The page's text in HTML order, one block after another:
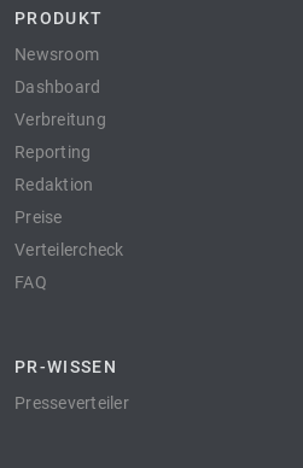
PRODUKT
Newsroom
Dashboard
Verbreitung
Reporting
Redaktion
Preise
Verteilercheck
FAQ
PR-WISSEN
Presseverteiler